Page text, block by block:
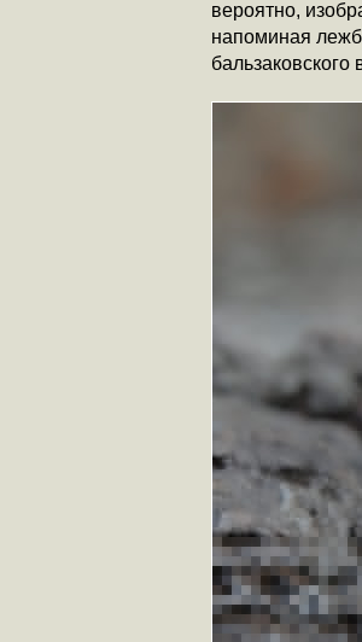
вероятно,
напоминая
бальзаковского